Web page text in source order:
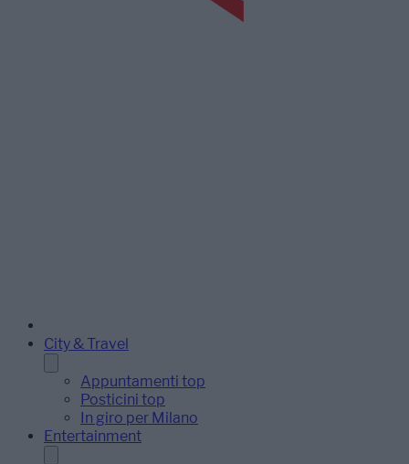
City & Travel
Appuntamenti top
Posticini top
In giro per Milano
Entertainment